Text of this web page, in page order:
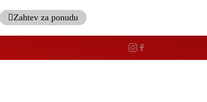
Zahtev za ponudu